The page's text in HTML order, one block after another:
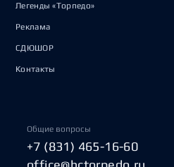
Легенды «Торпедо»
Реклама
СДЮШОР
Контакты
Общие вопросы
+7 (831) 465-16-60